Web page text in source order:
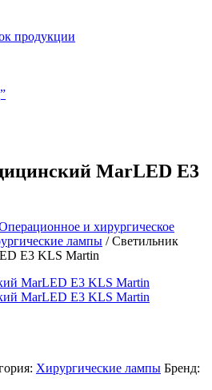
продукции
MarLED E3
и хирургическое
лампы / Светильник
E3 KLS Martin
Хирургические лампы Бренд: